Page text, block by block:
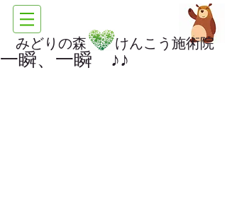
みどりの森 けんこう施術院
一瞬、一瞬 ♪♪